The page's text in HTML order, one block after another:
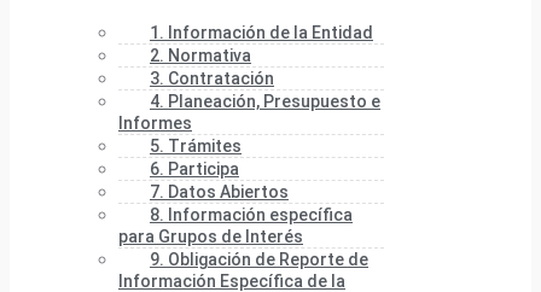
1. Información de la Entidad
2. Normativa
3. Contratación
4. Planeación, Presupuesto e
Informes
5. Trámites
6. Participa
7. Datos Abiertos
8. Información específica
para Grupos de Interés
9. Obligación de Reporte de
Información Específica de la